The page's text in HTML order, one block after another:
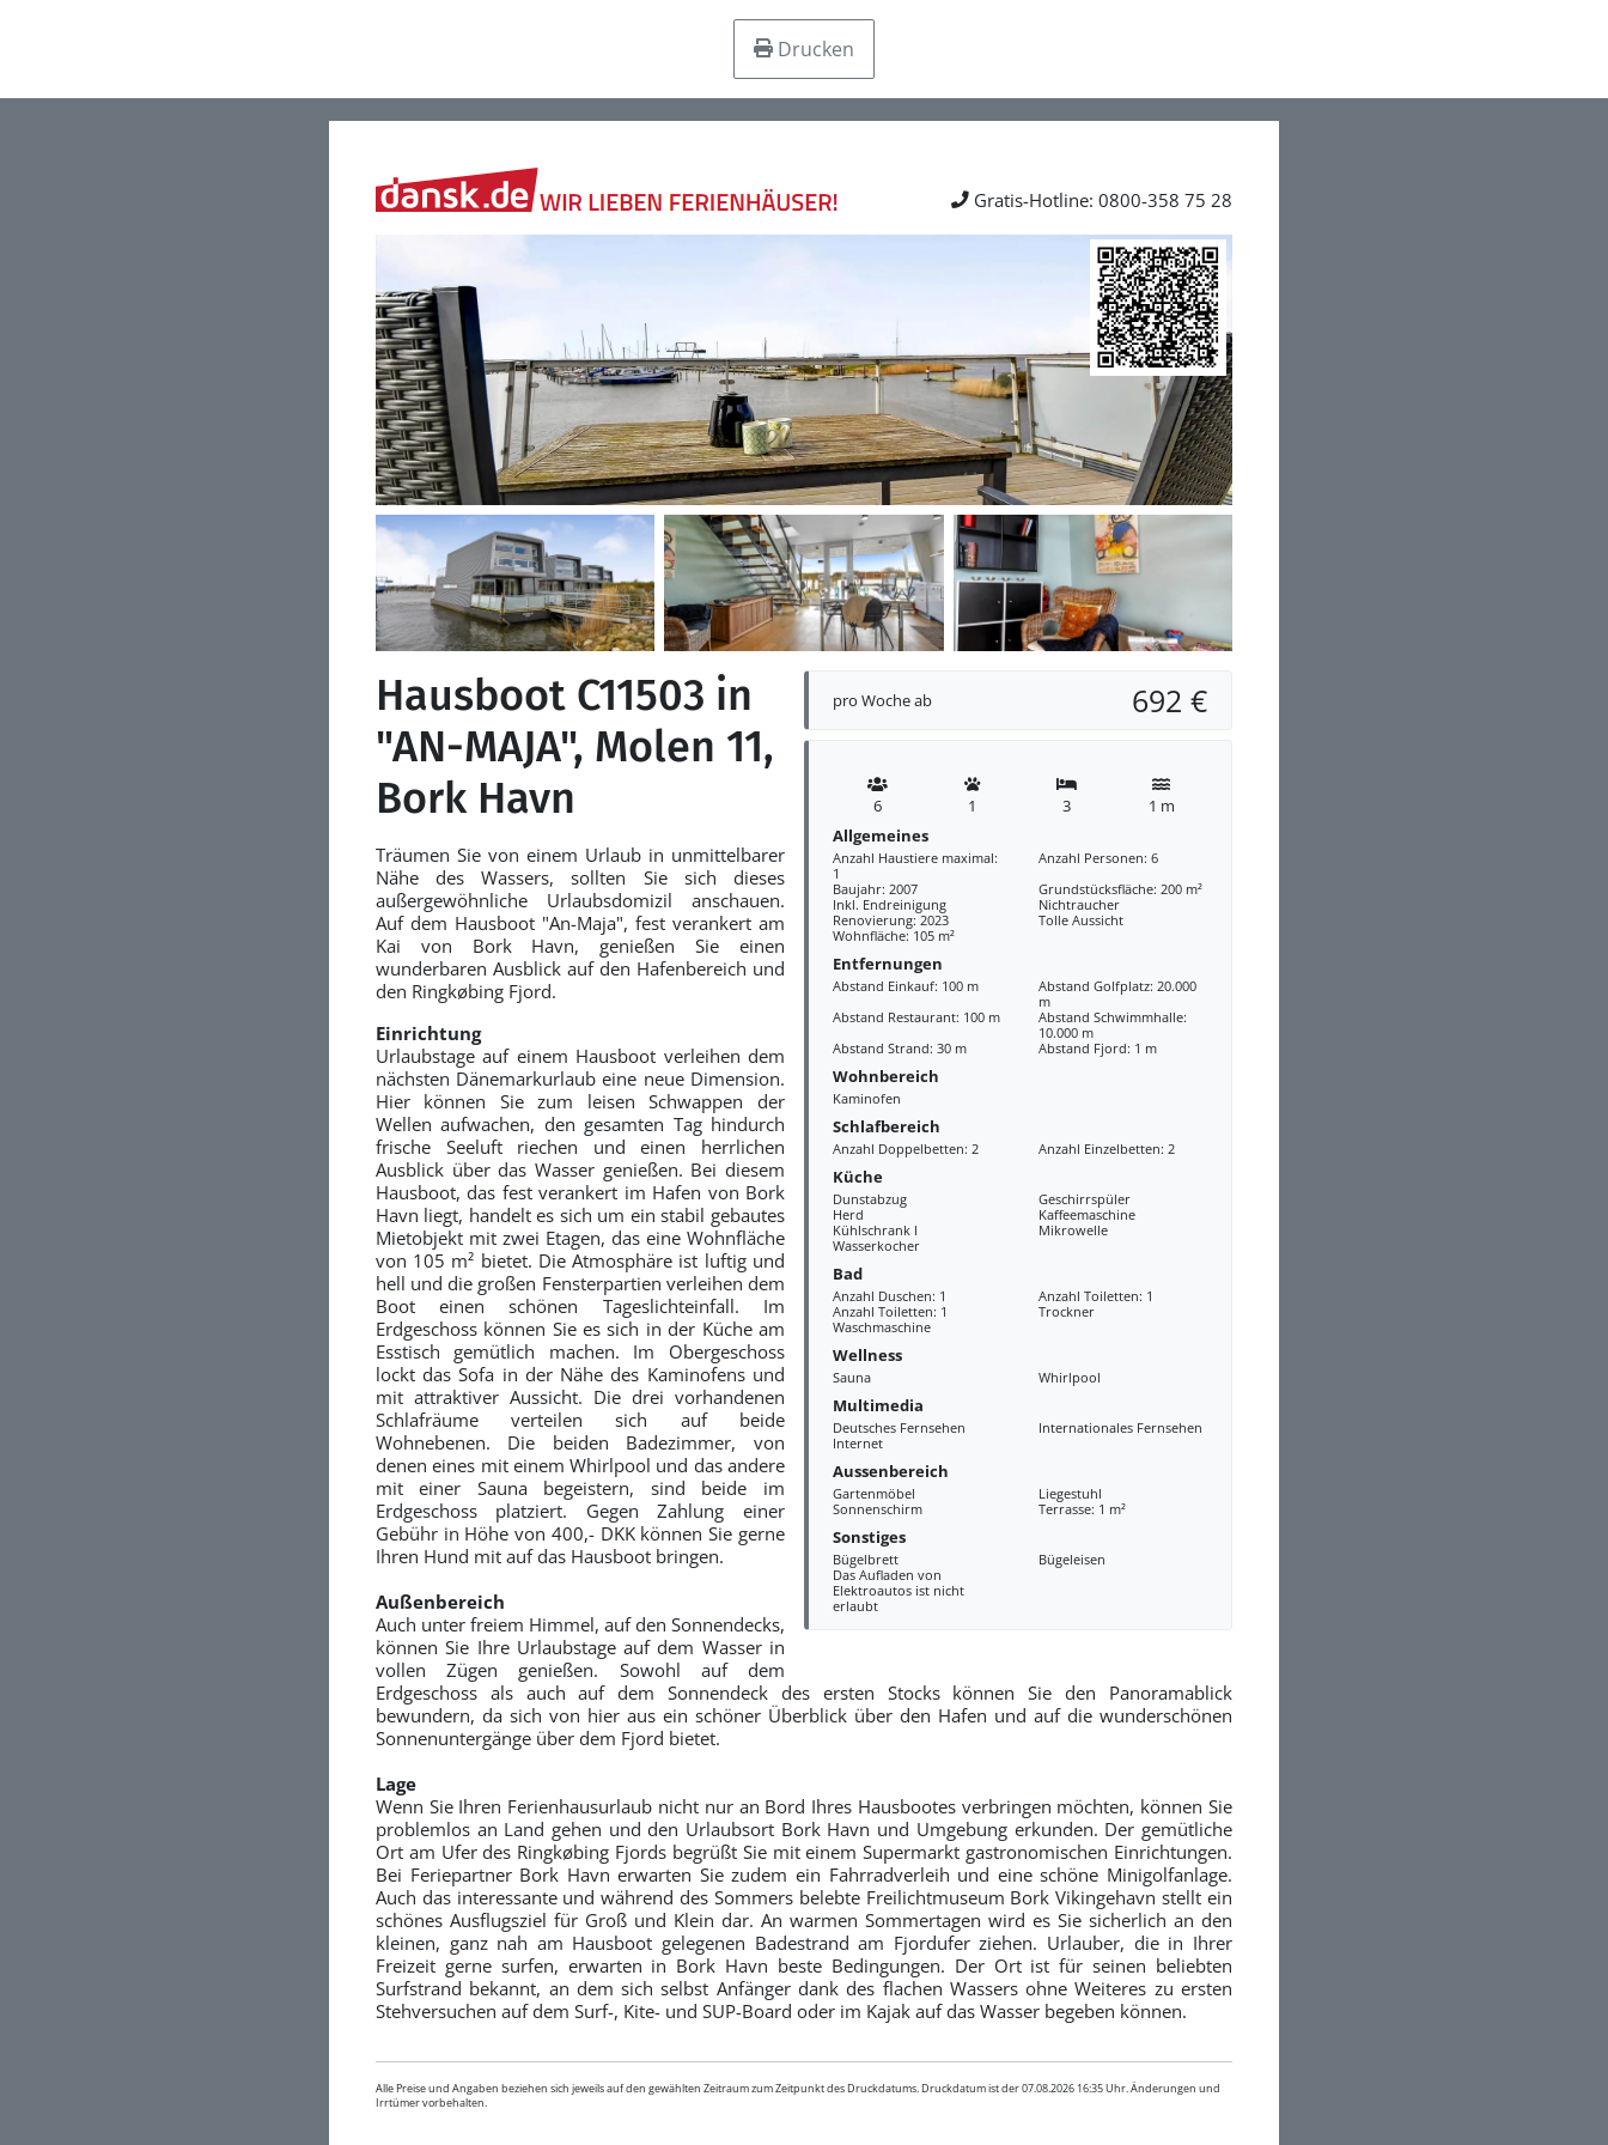
Drucken
Gratis-Hotline: 0800-358 75 28
pro Woche ab 692 €
6 1 3
1 m
Allgemeines
Anzahl Haustiere maximal:
1
Anzahl Personen: 6
Baujahr: 2007
Grundstücksfläche: 200 m²
Inkl. Endreinigung
Nichtraucher
Renovierung: 2023
Tolle Aussicht
Wohnfläche: 105 m²
Entfernungen
Abstand Einkauf: 100 m
Abstand Golfplatz: 20.000
m
Abstand Restaurant: 100 m
Abstand Schwimmhalle:
10.000 m
Abstand Strand: 30 m
Abstand Fjord: 1 m
Wohnbereich
Kaminofen
Schlafbereich
Anzahl Doppelbetten: 2 Anzahl Einzelbetten: 2
Küche
Dunstabzug
Geschirrspüler
Herd
Kaffeemaschine
Kühlschrank l
Mikrowelle
Wasserkocher
Bad
Anzahl Duschen: 1
Anzahl Toiletten: 1
Anzahl Toiletten: 1
Trockner
Waschmaschine
Wellness
Sauna Whirlpool
Multimedia
Deutsches Fernsehen
Internationales Fernsehen
Internet
Aussenbereich
Gartenmöbel
Liegestuhl
Sonnenschirm
Terrasse: 1 m²
Sonstiges
Bügelbrett
Bügeleisen
Das Aufladen von
Elektroautos ist nicht
erlaubt
Hausboot C11503 in
"AN-MAJA", Molen 11,
Bork Havn
Träumen Sie von einem Urlaub in unmittelbarer
Nähe des Wassers, sollten Sie sich dieses
außergewöhnliche Urlaubsdomizil anschauen.
Auf dem Hausboot "An-Maja", fest verankert am
Kai von Bork Havn, genießen Sie einen
wunderbaren Ausblick auf den Hafenbereich und
den Ringkøbing Fjord.
Einrichtung
Urlaubstage auf einem Hausboot verleihen dem
nächsten Dänemarkurlaub eine neue Dimension.
Hier können Sie zum leisen Schwappen der
Wellen aufwachen, den gesamten Tag hindurch
frische Seeluft riechen und einen herrlichen
Ausblick über das Wasser genießen. Bei diesem
Hausboot, das fest verankert im Hafen von Bork
Havn liegt, handelt es sich um ein stabil gebautes
Mietobjekt mit zwei Etagen, das eine Wohnfläche
von 105 m² bietet. Die Atmosphäre ist luftig und
hell und die großen Fensterpartien verleihen dem
Boot einen schönen Tageslichteinfall. Im
Erdgeschoss können Sie es sich in der Küche am
Esstisch gemütlich machen. Im Obergeschoss
lockt das Sofa in der Nähe des Kaminofens und
mit attraktiver Aussicht. Die drei vorhandenen
Schlafräume verteilen sich auf beide
Wohnebenen. Die beiden Badezimmer, von
denen eines mit einem Whirlpool und das andere
mit einer Sauna begeistern, sind beide im
Erdgeschoss platziert. Gegen Zahlung einer
Gebühr in Höhe von 400,- DKK können Sie gerne
Ihren Hund mit auf das Hausboot bringen.
Außenbereich
Auch unter freiem Himmel, auf den Sonnendecks,
können Sie Ihre Urlaubstage auf dem Wasser in
vollen Zügen genießen. Sowohl auf dem
Erdgeschoss als auchauf dem Sonnendeck des ersten Stocks können Sie den Panoramablick
bewundern, da sich von hier aus ein schöner Überblick über den Hafen und auf die wunderschönen
Sonnenuntergänge über dem Fjord bietet.
Lage
Wenn Sie Ihren Ferienhausurlaub nicht nur an Bord Ihres Hausbootes verbringen möchten, können Sie
problemlos an Land gehen und den Urlaubsort Bork Havn und Umgebung erkunden. Der gemütliche
Ort am Ufer des Ringkøbing Fjords begrüßt Sie mit einem Supermarkt gastronomischen Einrichtungen.
Bei Feriepartner Bork Havn erwarten Sie zudem ein Fahrradverleih und eine schöne Minigolfanlage.
Auch das interessante und während des Sommers belebte Freilichtmuseum Bork Vikingehavn stellt ein
schönes Ausflugsziel für Groß und Klein dar. An warmen Sommertagen wird es Sie sicherlich an den
kleinen, ganz nah am Hausboot gelegenen Badestrand am Fjordufer ziehen. Urlauber, die in Ihrer
Freizeit gerne surfen, erwarten in Bork Havn beste Bedingungen. Der Ort ist für seinen beliebten
Surfstrand bekannt, an dem sich selbst Anfänger dank des flachen Wassers ohne Weiteres zu ersten
Stehversuchen auf dem Surf-, Kite- und SUP-Board oder im Kajak auf das Wasser begeben können.
Alle Preise und Angaben beziehen sich jeweils auf den gewählten Zeitraum zum Zeitpunkt des Druckdatums. Druckdatum ist der 07.08.2026 16:35 Uhr. Änderungen und
Irrtümer vorbehalten.